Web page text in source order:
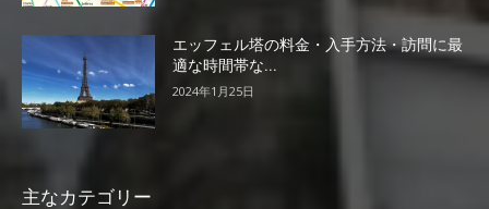
エッフェル塔の料金・入手方法・訪問に最
適な時間帯な...
2024年1月25日
主なカテゴリー